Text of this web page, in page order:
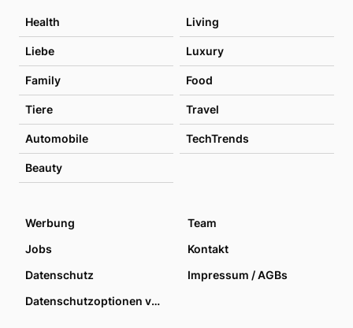
Health Living
Liebe Luxury
Family Food
Tiere Travel
Automobile TechTrends
Beauty
Werbung
Team
Jobs
Kontakt
Datenschutz
Impressum / AGBs
Datenschutzoptionen verwalten